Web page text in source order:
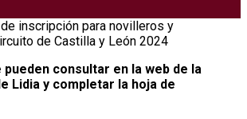
consultar en la web de la
Lidia y completar la hoja de